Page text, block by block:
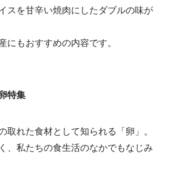
スを甘辛い焼肉にしたダブルの味が
にもおすすめの内容です。
特集
取れた食材として知られる「卵」。
、私たちの食生活のなかでもなじみ